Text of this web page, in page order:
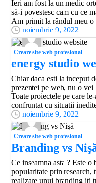
Ieri am fost la un medic
să-i povestesc cam cu ce
Am primit la rândul meu o
noiembrie 9, 2022
Creare site web profesional
energy studio
Chiar daca esti la inceput
prezentei pe web, nu o vei
Toate proiectele pe care
confruntat cu situatii
noiembrie 9, 2022
Creare site web profesional
Branding vs
Ce inseamna asta ? Este
popularitate prin
realizare unui branding iti